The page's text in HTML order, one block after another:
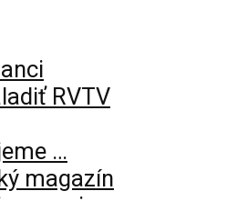
RVTV
…
magazín